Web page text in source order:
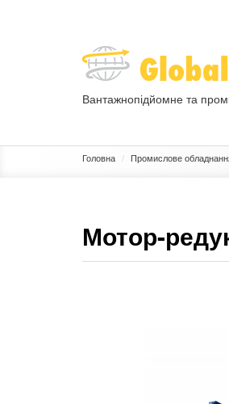
Вантажнопідйомне та
Головна Промислове
Мотор-